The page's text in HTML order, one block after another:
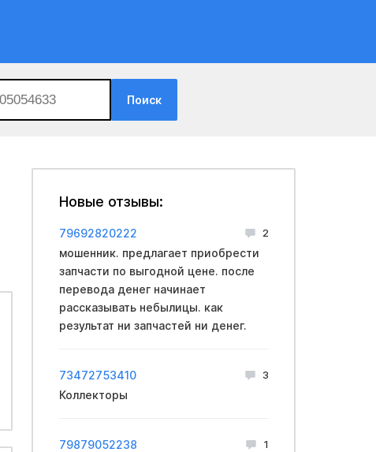
Поиск
Новые отзывы:
79692820222 2
мошенник. предлагает приобрести
запчасти по выгодной цене. после
перевода денег начинает
рассказывать небылицы. как
результат ни запчастей ни денег.
73472753410 3
Коллекторы
79879052238 1